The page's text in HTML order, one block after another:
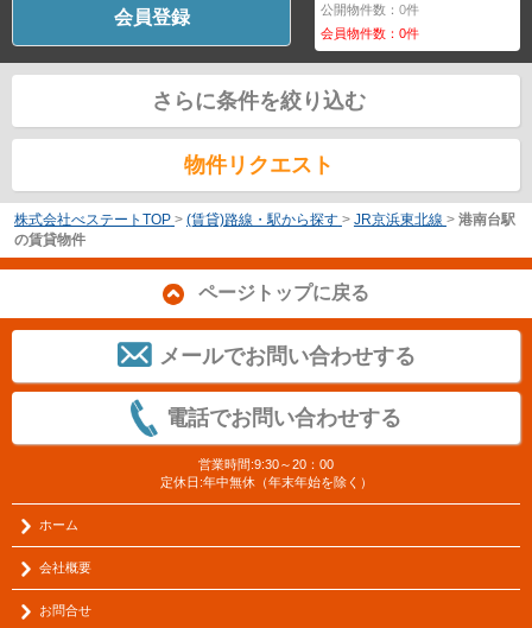
会員登録 公開物件数：0件
会員物件数：0件
さらに条件を絞り込む
物件リクエスト
株式会社べステートTOP > (賃貸)路線・駅から探す > JR京浜東北線 > 港南台駅
の賃貸物件
ページトップに戻る
メールでお問い合わせする
電話でお問い合わせする
営業時間:9:30～20：00
定休日:年中無休（年末年始を除く）
ホーム
会社概要
お問合せ